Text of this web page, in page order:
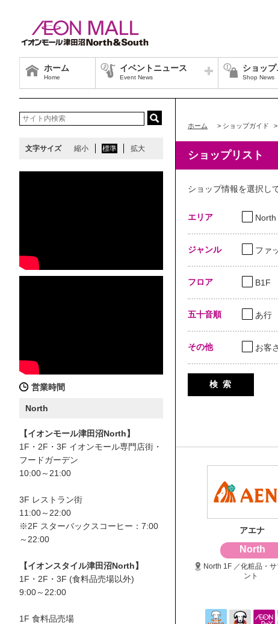
ホーム
Home
イベントニュース
Event News
ショッ
Shop News
ホーム > ショップガイド >
ショップリスト
ショップ情報を選択し
エリア North
ジャンル ファ
フロア B1F
五十音順 あ行
その他 お客
検 索
アエナ
North
North 1F ／化粧品・サ
ント
文字サイズ 縮小 標準 拡大
営業時間
North
【イオンモール津田沼North】
1F・2F・3F イオンモール専門店街・
フードガーデン
10:00～21:00
3F レストラン街
11:00～22:00
※2F スターバックスコーヒー：7:00
～22:00
【イオンスタイル津田沼North】
1F・2F・3F (食料品売場以外)
9:00～22:00
1F 食料品売場